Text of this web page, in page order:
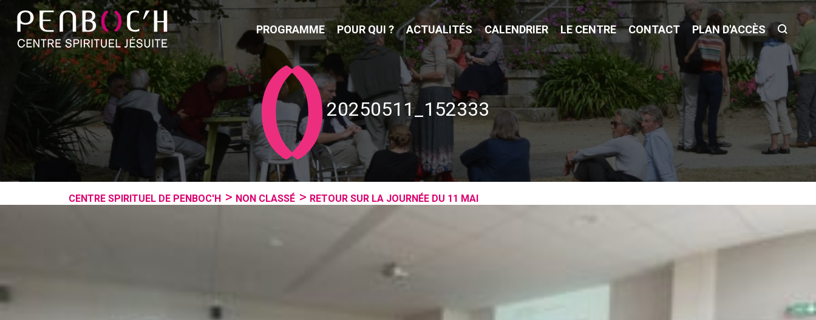
PROGRAMME POUR QUI ? ACTUALITÉS CALENDRIER LE CENTRE CONTACT PLAN D'ACCÈS
20250511_152333
CENTRE SPIRITUEL DE PENBOC'H NON CLASSÉ RETOUR SUR LA JOURNÉE DU 11 MAI